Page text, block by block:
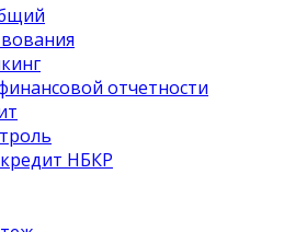
отчетности
НБКР